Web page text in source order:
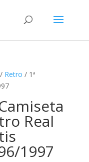
/ Retro / 1ª
Real
1997